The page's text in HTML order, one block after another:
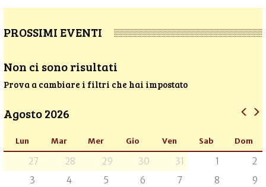
PROSSIMI EVENTI
Non ci sono risultati
Prova a cambiare i filtri che hai impostato
Agosto 2026
Lun Mar Mer Gio Ven Sab Dom
27 28 29 30 31 1
2
3
4 5 6 7 8
9